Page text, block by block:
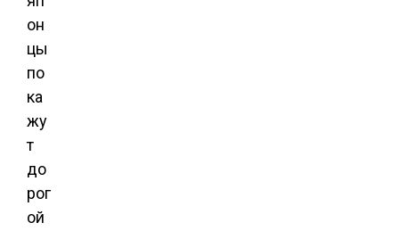
он
цы
по
ка
жу
т
до
рог
ой